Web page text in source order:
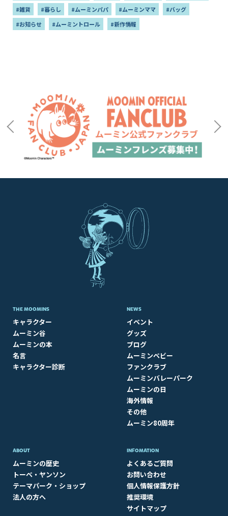
#雑貨
#暮らし #ムーミンパパ #ムーミンママ
#バッグ
#お知らせ
#ムーミントロール #新作情報
THE MOOMINS
キャラクター
ムーミン谷
ムーミンの本
名言
キャラクター診断
NEWS
イベント
グッズ
ブログ
ムーミンベビー
ファンクラブ
ムーミンバレーパーク
ムーミンの日
海外情報
その他
ムーミン80周年
ABOUT​
ムーミンの歴史
トーベ・ヤンソン
テーマパーク・ショップ
法人の方へ
INFOMATION
よくあるご質問
お問い合わせ
個人情報保護方針
推奨環境
サイトマップ